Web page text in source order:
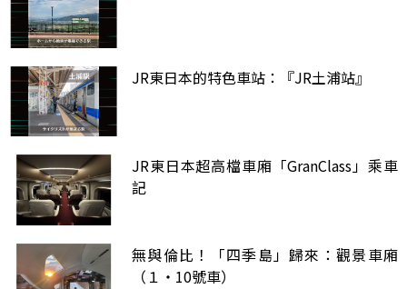
JR東日本的特色車站：『JR土浦站』
JR東日本超高檔車廂「GranClass」乘車
記
無與倫比！「四季島」歸來：觀景車廂
（１・10號車）